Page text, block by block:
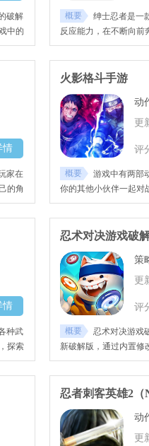
破解
中的
概要
绅士忍者是一
反应能力，在不断向前
人，感兴趣的玩家快去
情
家在
的角
需要
火影格斗手游
动
更
评
概要
游戏中有两部
你的其他小伙伴一起对
等等，简单操作模式可
连招更加细腻！
Shadow of Ronin)
情
种武
探索
忍术对决游戏破
策
更
评
概要
忍术对决游戏
新破解版，通过内置修
石。
忍者刺客英雄2（
动
更